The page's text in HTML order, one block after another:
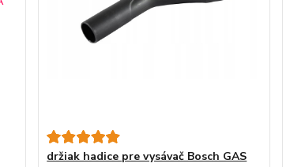
držiak hadice pre vysávač Bosch GAS